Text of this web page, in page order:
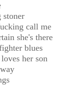
stoner
call me
she's there
blues
her son